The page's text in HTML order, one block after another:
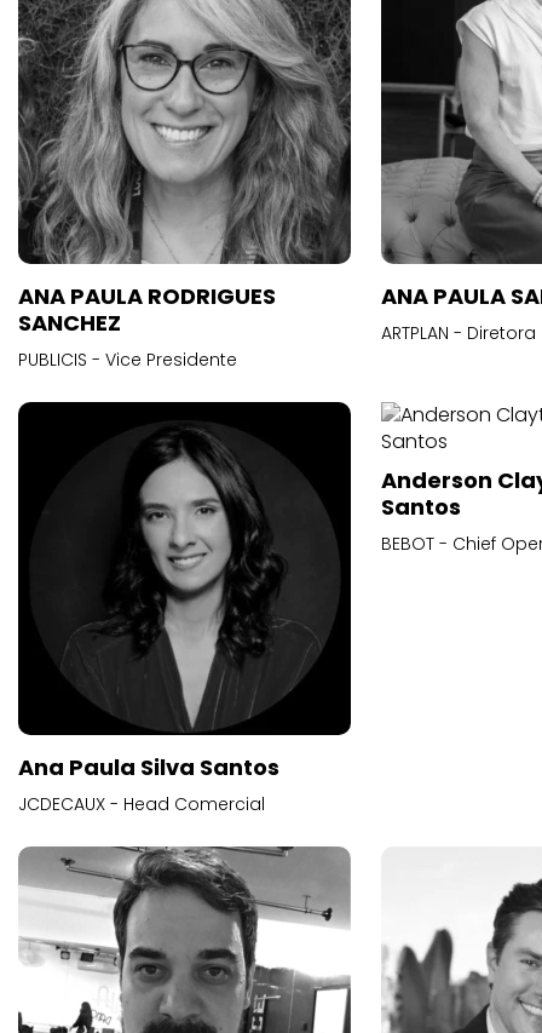
ANA PAULA RODRIGUES
SANCHEZ
PUBLICIS - Vice Presidente
ANA PAULA
ARTPLAN -
Ana Paula Silva Santos
JCDECAUX - Head Comercial
Anderson
Santos
BEBOT - Chief